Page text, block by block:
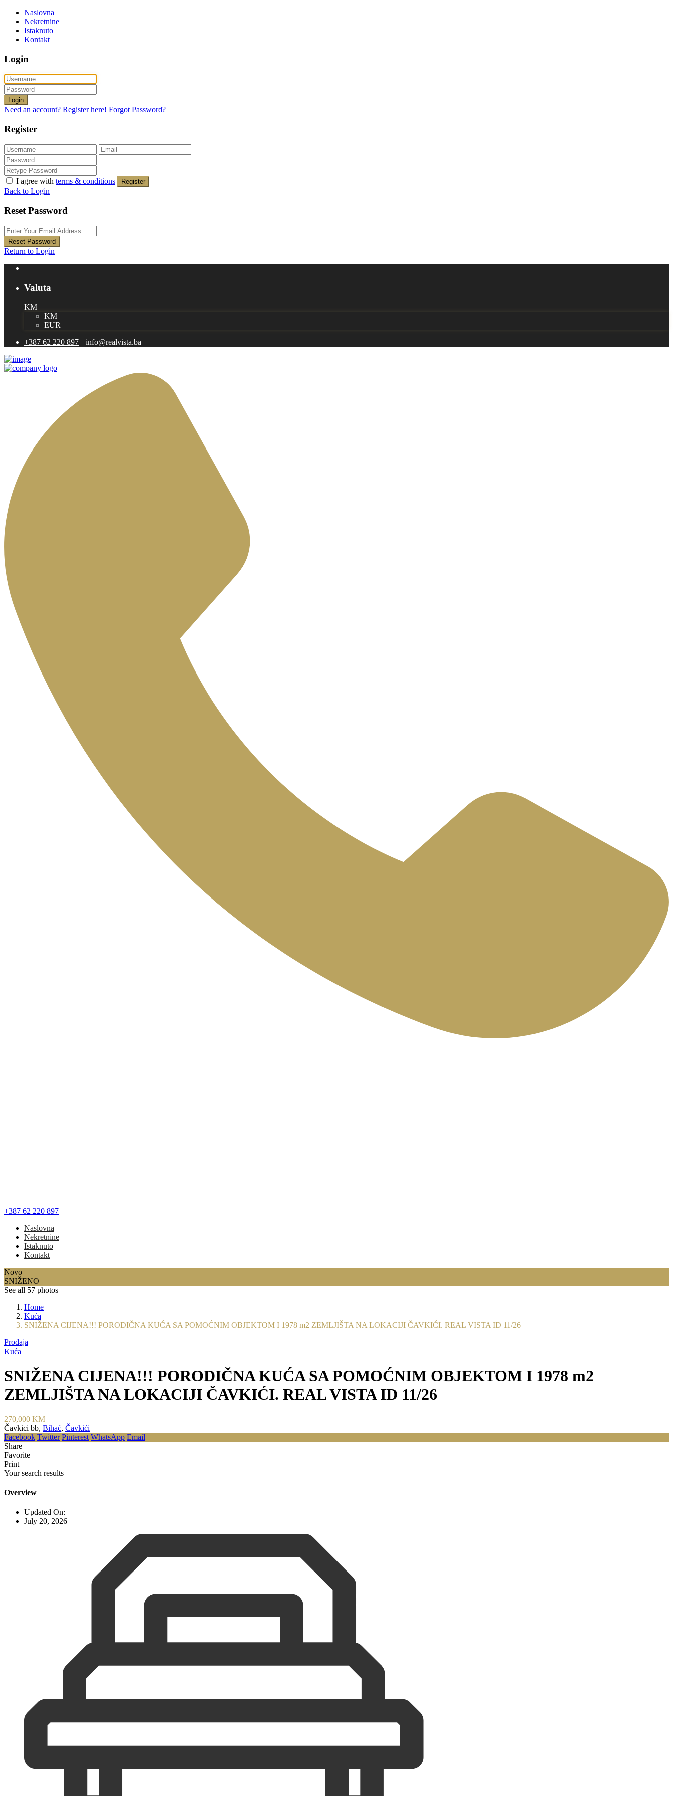
Naslovna
Nekretnine
Istaknuto
Kontakt
Login
Login
Need an account? Register here! Forgot Password?
Register
I agree with terms & conditions Register
Back to Login
Reset Password
Reset Password
Return to Login
Valuta
KM
KM
EUR
+387 62 220 897
info@realvista.ba
+387 62 220 897
Naslovna
Nekretnine
Istaknuto
Kontakt
Novo
SNIŽENO
See all 57 photos
Home
Kuća
SNIŽENA CIJENA!!! PORODIČNA KUĆA SA POMOĆNIM OBJEKTOM I 1978 m2 ZEMLJIŠTA NA LOKACIJI ČAVKIĆI. REAL VISTA ID 11/26
Prodaja
Kuća
SNIŽENA CIJENA!!! PORODIČNA KUĆA SA POMOĆNIM OBJEKTOM I 1978 m2
ZEMLJIŠTA NA LOKACIJI ČAVKIĆI. REAL VISTA ID 11/26
270,000 KM
Čavkici bb, Bihać, Čavkići
Facebook Twitter Pinterest WhatsApp Email
Share
Favorite
Print
Your search results
Overview
Updated On:
July 20, 2026